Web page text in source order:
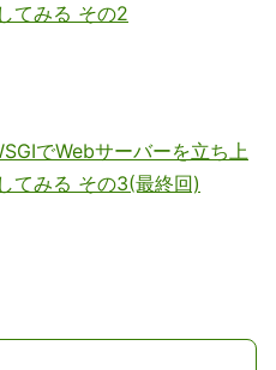
てみる その2
でWebサーバーを立ち上
てみる その3(最終回)